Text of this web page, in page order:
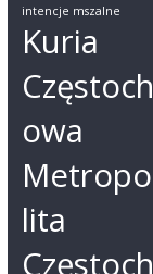
intencje mszalne
Kuria
Częstoch
owa
Metropo
lita
Częstoch